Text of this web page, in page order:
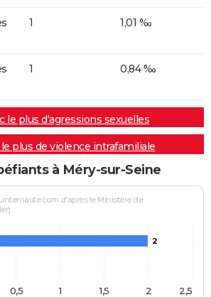
1 1,01 ‰
1 0,84 ‰
le plus d'agressions sexuelles
plus de violence intrafamiliale
à Méry-sur-Seine
d'après le Ministère de
2
0,5 1 1,5 2 2,5